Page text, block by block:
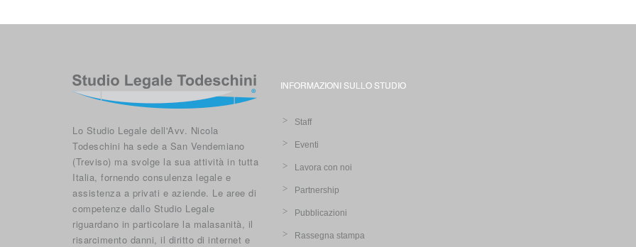
Lo Studio Legale dell'Avv. Nicola
Todeschini ha sede a San Vendemiano
(Treviso) ma svolge la sua attività in tutta
Italia, fornendo consulenza legale e
assistenza a privati e aziende. Le aree di
competenze dallo Studio Legale
riguardano in particolare la malasanità, il
risarcimento danni, il diritto di internet e
INFORMAZIONI SULLO STUDIO
Staff
Eventi
Lavora con noi
Partnership
Pubblicazioni
Rassegna stampa